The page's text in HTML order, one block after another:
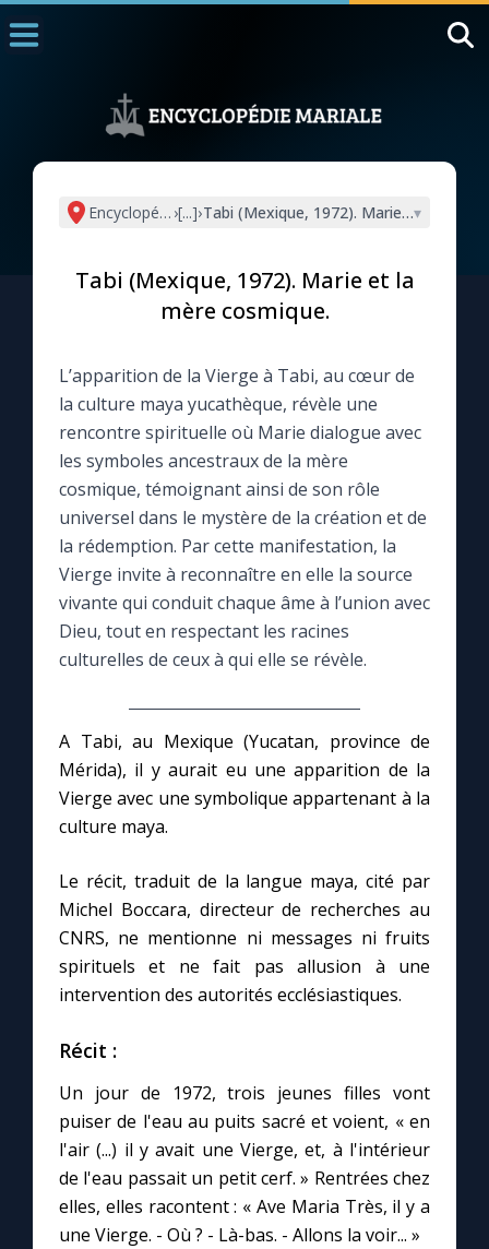
L'actualité de la semaine
La newsletter
La vidéo de la semaine
Le compte Tiktok
Le magazine
Le site internet
Questions-réponses
Prier au quotidien
L'Évangile chaque jour
Les premiers samedis du mois
Marie qui défait les nœuds
Me consacrer à Jésus par Marie
Mes intentions de prière
Une Minute avec Marie
Encyclopédie mariale
›[...]›Tabi (Mexique, 1972). Marie et la mère
▾
Tabi (Mexique, 1972). Marie et la
mère cosmique.
L’apparition de la Vierge à Tabi, au cœur de
la culture maya yucathèque, révèle une
rencontre spirituelle où Marie dialogue avec
les symboles ancestraux de la mère
cosmique, témoignant ainsi de son rôle
universel dans le mystère de la création et de
la rédemption. Par cette manifestation, la
Vierge invite à reconnaître en elle la source
vivante qui conduit chaque âme à l’union avec
Dieu, tout en respectant les racines
culturelles de ceux à qui elle se révèle.
A Tabi, au Mexique (Yucatan, province de
Mérida), il y aurait eu une apparition de la
Vierge avec une symbolique appartenant à la
culture maya.
Le récit, traduit de la langue maya, cité par
Michel Boccara, directeur de recherches au
CNRS, ne mentionne ni messages ni fruits
spirituels et ne fait pas allusion à une
intervention des autorités ecclésiastiques.
Récit :
Un jour de 1972, trois jeunes filles vont
puiser de l'eau au puits sacré et voient, « en
l'air (...) il y avait une Vierge, et, à l'intérieur
de l'eau passait un petit cerf. » Rentrées chez
elles, elles racontent : « Ave Maria Très, il y a
une Vierge. - Où ? - Là-bas. - Allons la voir... »